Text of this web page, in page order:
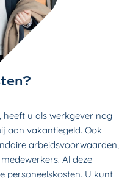
u als werkgever nog
aan vakantiegeld. Ook
arbeidsvoorwaarden,
Al deze
personeelskosten. U kunt